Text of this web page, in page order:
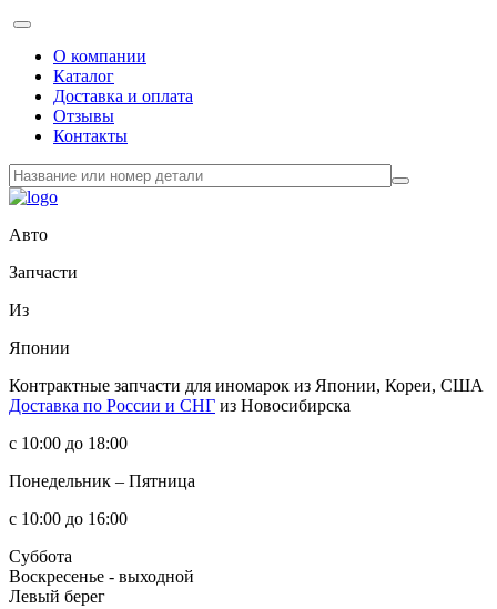
О компании
Каталог
Доставка и оплата
Отзывы
Контакты
Авто
Запчасти
Из
Японии
Контрактные запчасти для иномарок из Японии, Кореи, США
Доставка по России и СНГ из Новосибирска
с 10:00 до 18:00
Понедельник – Пятница
с 10:00 до 16:00
Суббота
Воскресенье - выходной
Левый берег